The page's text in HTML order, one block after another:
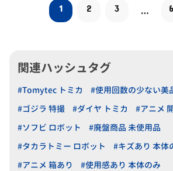
1 2 3 …
関連ハッシュタグ
#Tomytec トミカ
#使用回数の少ない美
#ゴジラ 特撮
#ダイヤ トミカ
#アニメ
#ソフビ ロボット
#廃盤商品 未使用品
#タカラトミー ロボット
#キズあり 本体
#アニメ 箱あり
#使用感あり 本体のみ